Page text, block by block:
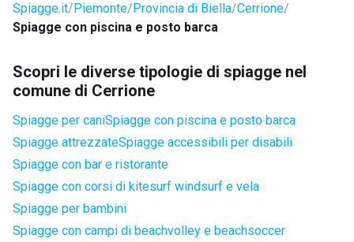
Spiagge.it Piemonte Provincia di Biella Cerrione
Spiagge con piscina e posto barca
Scopri le diverse tipologie di spiagge nel
comune di Cerrione
Spiagge per caniSpiagge con piscina e posto barca
Spiagge attrezzateSpiagge accessibili per disabili
Spiagge con bar e ristorante
Spiagge con corsi di kitesurf windsurf e vela
Spiagge per bambini
Spiagge con campi di beachvolley e beachsoccer